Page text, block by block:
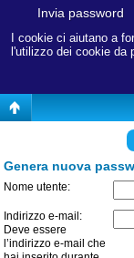
I cookie ci aiutano a
l'utilizzo dei cookie da
Invia password
Genera nuova
Nome utente:
Indirizzo e-mail:
Deve essere
l’indirizzo e-mail che